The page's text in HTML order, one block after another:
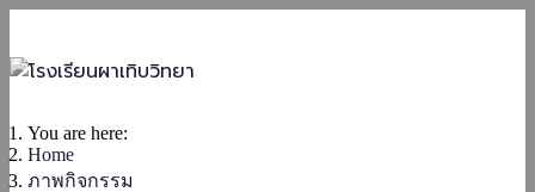
You are here:
Home
ภาพกิจกรรม